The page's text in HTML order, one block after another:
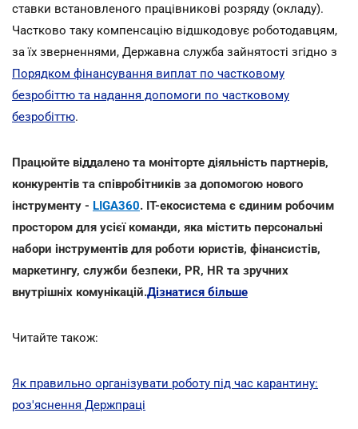
ставки встановленого працівникові розряду (окладу).
Частково таку компенсацію відшкодовує роботодавцям,
за їх зверненнями, Державна служба зайнятості згідно з
Порядком фінансування виплат по частковому
безробіттю та надання допомоги по частковому
безробіттю.
Працюйте віддалено та моніторте діяльність партнерів,
конкурентів та співробітників за допомогою нового
інструменту - LIGA360. IT-екосистема є єдиним робочим
простором для усієї команди, яка містить персональні
набори інструментів для роботи юристів, фінансистів,
маркетингу, служби безпеки, PR, HR та зручних
внутрішніх комунікацій.Дізнатися більше
Читайте також:
Як правильно організувати роботу під час карантину:
роз'яснення Держпраці